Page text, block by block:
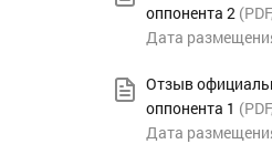
оппонента 2 (PDF
Дата
Отзыв
оппонента 1 (PDF
Дата